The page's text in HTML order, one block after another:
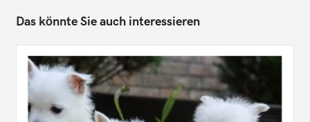
Das könnte Sie auch interessieren